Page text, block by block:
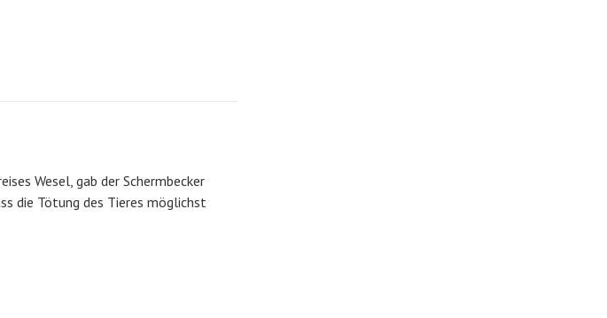
Wesel, gab der Schermbecker
die Tötung des Tieres möglichst